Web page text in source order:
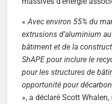
«Avec environ 55% du
extrusions d’aluminium
bâtiment et de la
ShAPE pour inclure le
pour les structures de
opportunité pour
», a déclaré Scott